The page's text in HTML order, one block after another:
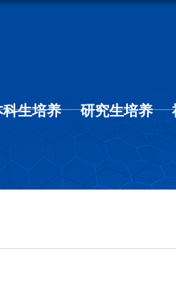
科生培养 研究生培养